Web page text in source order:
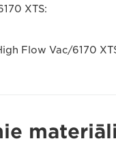
XTS:
Flow Vac/6170
materiāli